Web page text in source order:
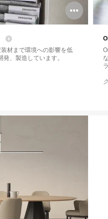
Open
材まで環境への影響を低
、製造しています。